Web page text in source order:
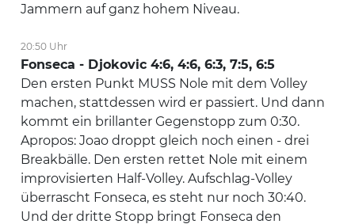
Jammern auf ganz hohem Niveau.
20:50 Uhr
Fonseca - Djokovic 4:6, 4:6, 6:3, 7:5, 6:5
Den ersten Punkt MUSS Nole mit dem Volley
machen, stattdessen wird er passiert. Und dann
kommt ein brillanter Gegenstopp zum 0:30.
Apropos: Joao droppt gleich noch einen - drei
Breakbälle. Den ersten rettet Nole mit einem
improvisierten Half-Volley. Aufschlag-Volley
überrascht Fonseca, es steht nur noch 30:40.
Und der dritte Stopp bringt Fonseca den